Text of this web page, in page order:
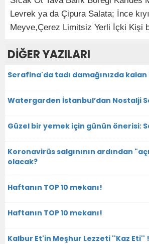
Levrek ya da Çipura Salata; İnce
Meyve,Çerez Limitsiz Yerli İçki Kişi
DİĞER YAZILARI
Serafina'da tadı damağınızda
Watergarden İstanbul’dan Nostalji
Güzel bir yemek için günün önerisi:
Koronavirüs salgınının ardından
olacak?
Haftanın TOP 10 mekanı!
Haftanın TOP 10 mekanı!
Kalbur Et'in Meşhur Lezzeti ''Kaz Eti'' !